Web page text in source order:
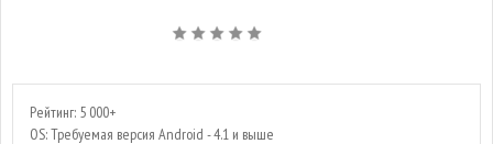
Рейтинг: 5 000+
OS: Требуемая версия Android - 4.1 и выше